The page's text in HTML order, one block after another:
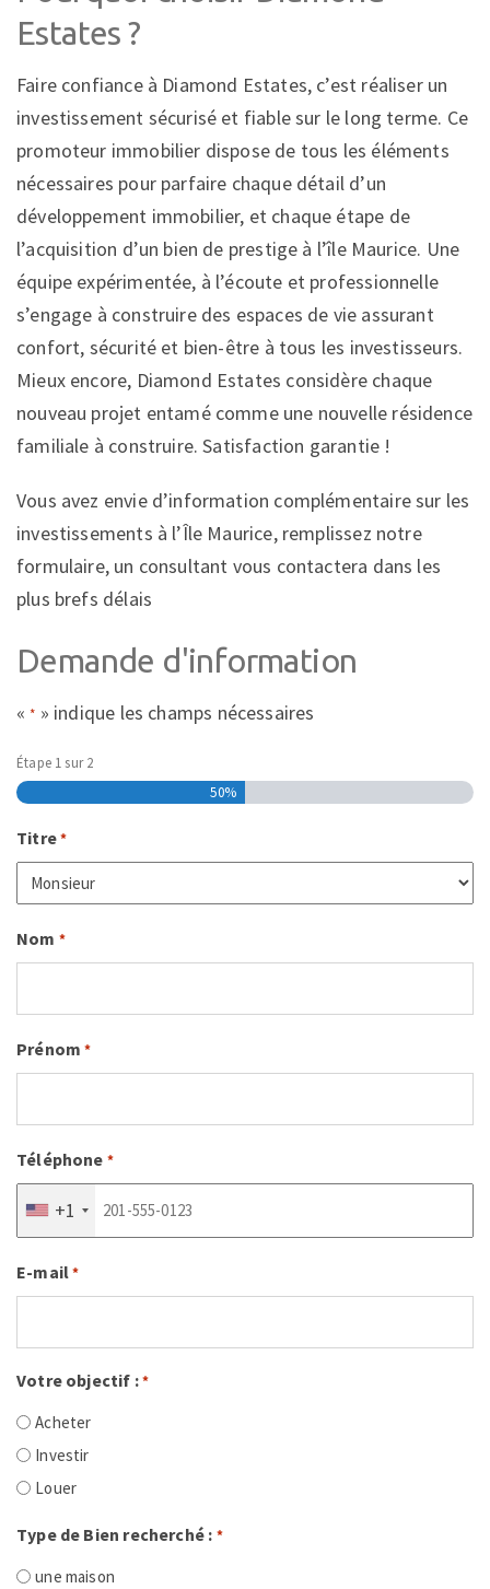
Estates ?
Faire confiance à Diamond Estates, c’est réaliser un
investissement sécurisé et fiable sur le long terme. Ce
promoteur immobilier dispose de tous les éléments
nécessaires pour parfaire chaque détail d’un
développement immobilier, et chaque étape de
l’acquisition d’un bien de prestige à l’île Maurice. Une
équipe expérimentée, à l’écoute et professionnelle
s’engage à construire des espaces de vie assurant
confort, sécurité et bien-être à tous les investisseurs.
Mieux encore, Diamond Estates considère chaque
nouveau projet entamé comme une nouvelle résidence
familiale à construire. Satisfaction garantie !
Vous avez envie d’information complémentaire sur les
investissements à l’Île Maurice, remplissez notre
formulaire, un consultant vous contactera dans les
plus brefs délais
Demande d'information
«* » indique les champs nécessaires
Étape 1 sur2
50%
Titre*
Nom *
Prénom *
Téléphone *
+1
E-mail*
Votre objectif :*
Acheter
Investir
Louer
Type de Bien recherché : *
une maison